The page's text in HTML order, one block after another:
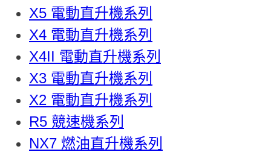
X5 電動直升機系列
X4 電動直升機系列
X4II 電動直升機系列
X3 電動直升機系列
X2 電動直升機系列
R5 競速機系列
NX7 燃油直升機系列